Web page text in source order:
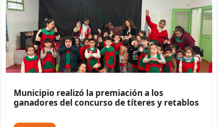
Municipio realizó la premiación a los
ganadores del concurso de títeres y retablos